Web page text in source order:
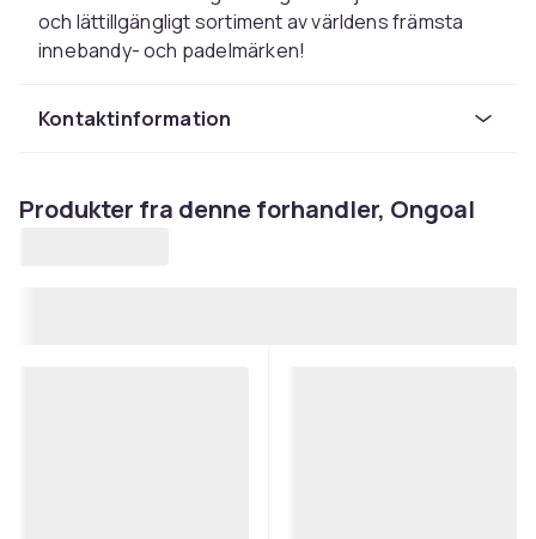
och lättillgängligt sortiment av världens främsta
innebandy- och padelmärken!
Kontaktinformation
Produkter fra denne forhandler, Ongoal